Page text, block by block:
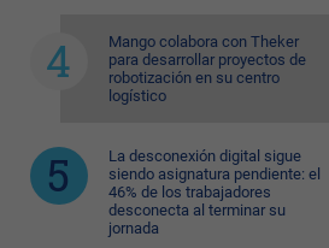
Mango colabora con Theker
para desarrollar proyectos de
robotización en su centro
logístico
La desconexión digital sigue
siendo asignatura pendiente: el
46% de los trabajadores
desconecta al terminar su
jornada